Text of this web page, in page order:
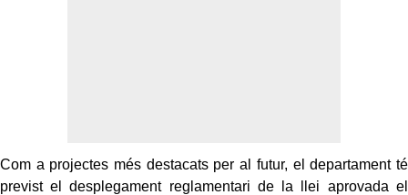
Com a projectes més destacats per al futur, el departament té
previst el desplegament reglamentari de la llei aprovada el